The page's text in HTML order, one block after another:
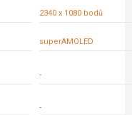
2340 x 1080 bodů
superAMOLED
-
-